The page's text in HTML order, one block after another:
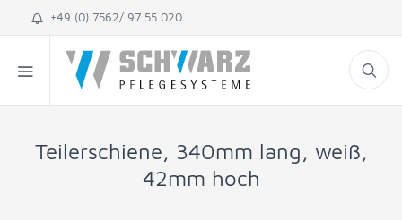
+49 (0) 7562/ 97 55 020
Teilerschiene, 340mm lang, weiß,
42mm hoch